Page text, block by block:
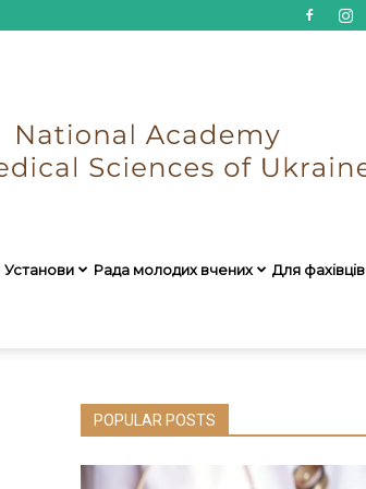
Установи Рада молодих вчених Для фахівців
POPULAR POSTS